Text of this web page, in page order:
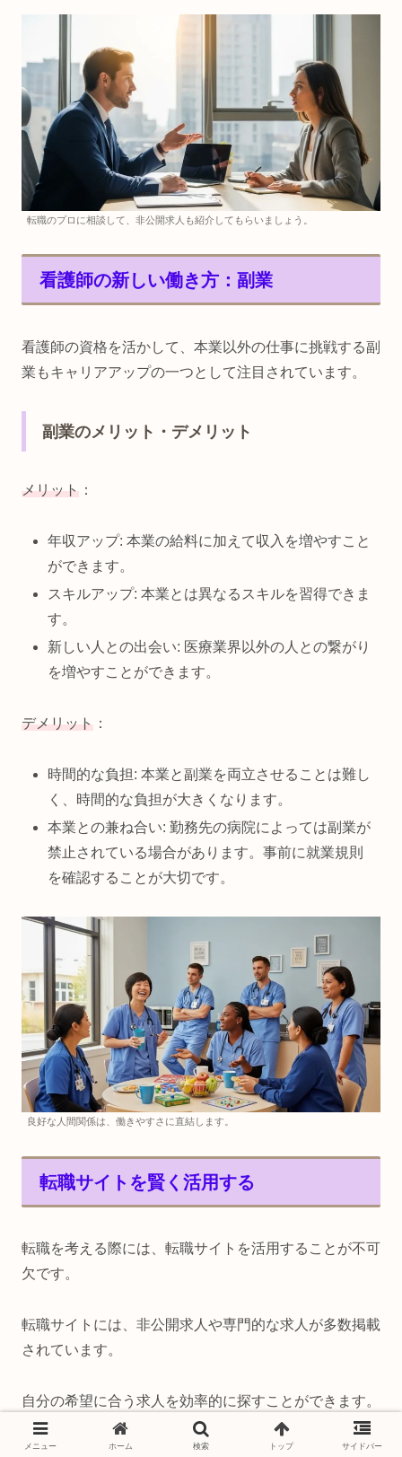
転職のプロに相談して、非公開求人も紹介してもらいましょう。
看護師の新しい働き方：副業
看護師の資格を活かして、本業以外の仕事に挑戦する副
業もキャリアアップの一つとして注目されています。
副業のメリット・デメリット
メリット ：
年収アップ: 本業の給料に加えて収入を増やすこと
ができます。
スキルアップ: 本業とは異なるスキルを習得できま
す。
新しい人との出会い: 医療業界以外の人との繋がり
を増やすことができます。
デメリット ：
時間的な負担: 本業と副業を両立させることは難し
く、時間的な負担が大きくなります。
本業との兼ね合い: 勤務先の病院によっては副業が
禁止されている場合があります。事前に就業規則
を確認することが大切です。
良好な人間関係は、働きやすさに直結します。
転職サイトを賢く活用する
転職を考える際には、転職サイトを活用することが不可
欠です。
転職サイトには、非公開求人や専門的な求人が多数掲載
されています。
自分の希望に合う求人を効率的に探すことができます。
メニュー ホーム 検索 トップ サイドバー